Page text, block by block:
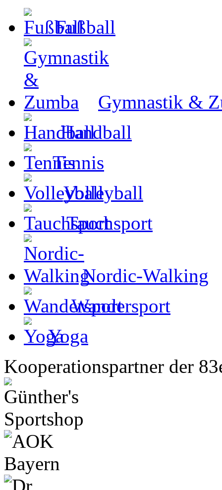
Fußball
Gymnastik &
Handball
Tennis
Volleyball
Tauchsport
Nordic-Walking
Wandersport
Yoga
Kooperationspartner der